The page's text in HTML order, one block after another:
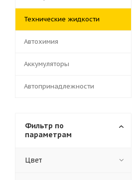
Технические жидкости
Автохимия
Аккумуляторы
Автопринадлежности
Фильтр по
параметрам
Цвет